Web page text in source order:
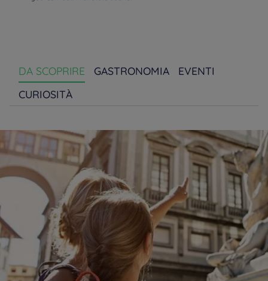
DA SCOPRIRE GASTRONOMIA
EVENTI
CURIOSITÀ